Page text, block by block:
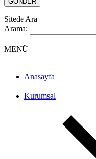
Sitede Ara
Arama:
MENÜ
Anasayfa
Kurumsal